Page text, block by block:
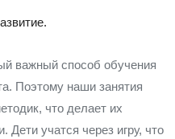
важный способ обучения
Поэтому наши занятия
что делает их
учатся через игру, что